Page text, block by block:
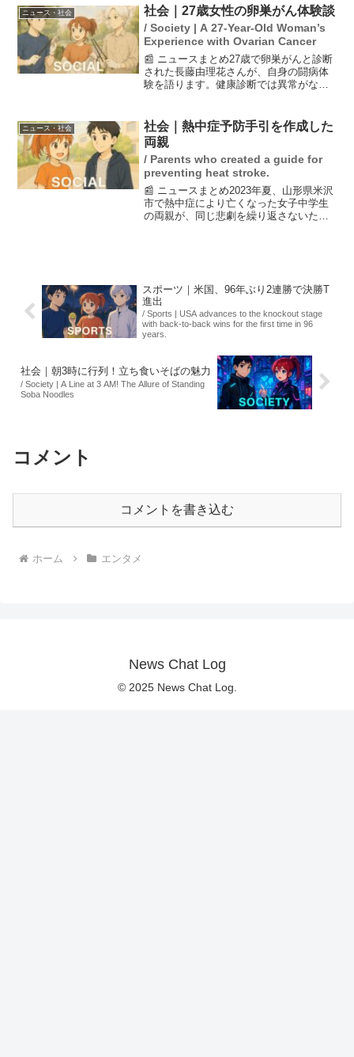
歳の島田麻央選手も79.33点をマークし、
わず...
ニュース・社会 社会｜27歳女性の卵巣がん体験談
/ Society | A 27-Year-Old Woman’s
Experience with Ovarian Cancer
📰 ニュースまとめ27歳で卵巣がんと診断
された長藤由理花さんが、自身の闘病体
験を語ります。健康診断では異常がな
巣は妊娠に必要な機能を持つ重要な臓器
ですが、20代や30代...
ニュース・社会
社会｜熱中症予防手引を作成した
両親
/ Parents who created a guide for
preventing heat stroke.
📰 ニュースまとめ2023年夏、山形県米沢
市で熱中症により亡くなった女子中学生
の両親が、同じ悲劇を繰り返さないため
スポーツ｜米国、96年ぶり2連勝で決勝T
進出
/ Sports | USA advances to the knockout stage
with back-to-back wins for the first time in 96
years.
社会｜朝3時に行列！立ち食いそばの魅力
/ Society | A Line at 3 AM! The Allure of Standing
Soba Noodles
コメント
コメントを書き込む
ホーム エンタメ
News Chat Log
© 2025 News Chat Log.